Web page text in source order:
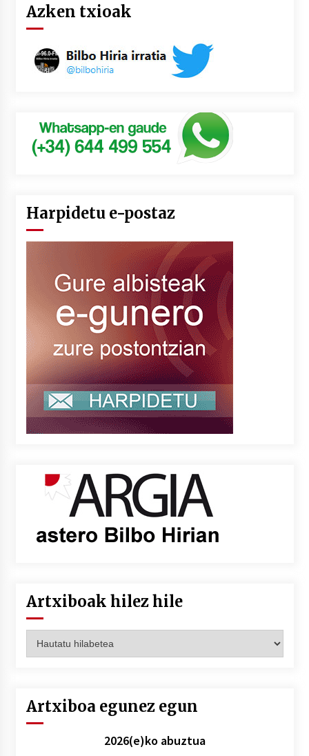
Azken txioak
Harpidetu e-postaz
Artxiboak hilez hile
hilez
Artxiboa egunez egun
2026(e)ko abuztua